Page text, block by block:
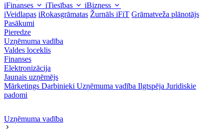
iFinanses iTiesības
iBizness
iVeidlapas iRokasgrāmatas Žurnāls iFiT Grāmatveža plānotājs
Pasākumi
Pieredze
Uzņēmuma vadība
Valdes loceklis
Finanses
Elektronizācija
Jaunais uzņēmējs
Mārketings Darbinieki Uzņēmuma vadība Ilgtspēja Juridiskie
padomi
Uzņēmuma vadība